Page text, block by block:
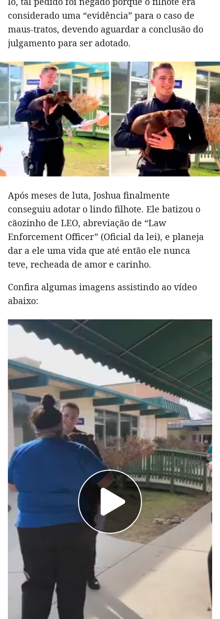
considerado uma “evidência” para o caso de
maus-tratos, devendo aguardar a conclusão do
julgamento para ser adotado.
Após meses de luta, Joshua finalmente
conseguiu adotar o lindo filhote. Ele batizou o
cãozinho de LEO, abreviação de “Law
Enforcement Officer” (Oficial da lei), e planeja
dar a ele uma vida que até então ele nunca
teve, recheada de amor e carinho.
Confira algumas imagens assistindo ao vídeo
abaixo: